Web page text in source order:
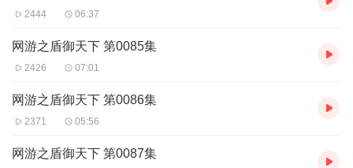
2444 06:37
网游之盾御天下 第0085集
2426 07:01
网游之盾御天下 第0086集
2371 05:56
网游之盾御天下 第0087集